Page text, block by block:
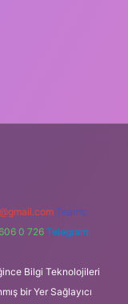
Teams:
0 726 Telegram:
Bilgi Teknolojileri
bir Yer Sağlayıcı